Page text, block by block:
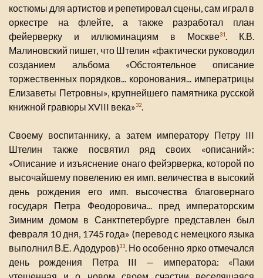
костюмы для артистов и репетировал сцены, сам играл в
оркестре на флейте, а также разработал план
фейерверку и иллюминациям в Москве31. К.В.
Малиновский пишет, что Штелин «фактически руководил
созданием альбома «Обстоятельное описание
торжественных порядков... коронования... императрицы
Елизаветы Петровны», крупнейшего памятника русской
книжной гравюры XVIII века»32.
Своему воспитаннику, а затем императору Петру III
Штелин также посвятил ряд своих «описаний»:
«Описание и изъяснение онаго фейэрверка, которой по
высочайшему повелению ея имп. величества в высокий
день рождения его имп. высочества благовернаго
государя Петра Феодоровича... пред императорским
Зимним домом в Санктпетербурге представлен был
февраля 10 дня, 1745 года» (перевод с немецкого языка
выполнил В.Е. Адодуров)33. Но особенно ярко отмечался
день рождения Петра III — императора: «Паки